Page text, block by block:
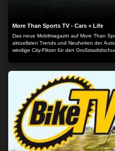
More Than Sports TV - Cars + Life
Das neue Mobilmagazin auf More Than
aktuellsten Trends und Neuheiten der
windige City-Flitzer für den
auf Probefahrt durch die Welt der